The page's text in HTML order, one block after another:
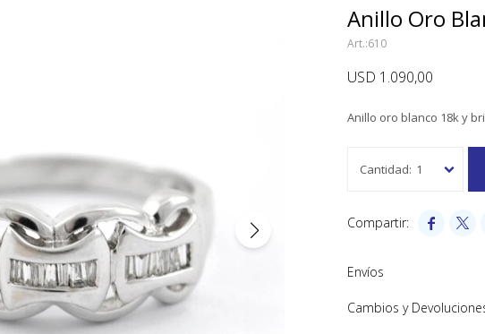
Anillo Oro
610
USD 1.090,00
Anillo oro blanco 18k y
1
 
Envíos
Cambios y